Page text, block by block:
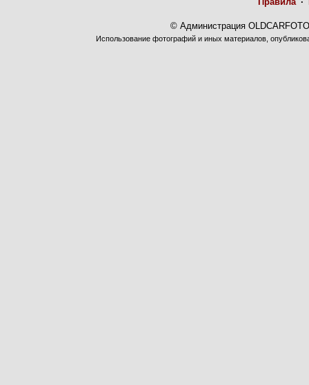
© Администрация
Использование фотографий и иных материалов,